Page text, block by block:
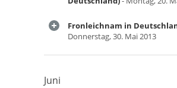
Fronleichnam in
Donnerstag, 30. Mai 2013
Juni